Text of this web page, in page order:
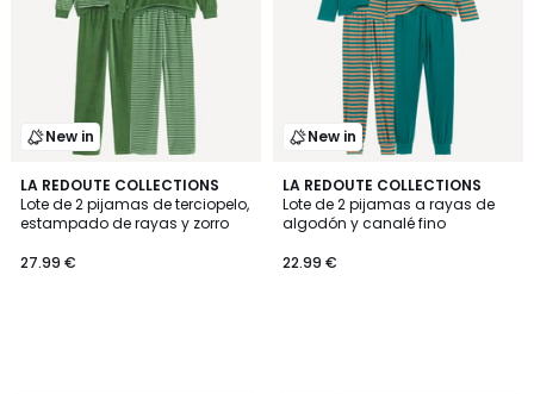
New in
LA REDOUTE COLLECTIONS
Lote de 2 pijamas de terciopelo,
estampado de rayas y zorro
27.99 €
New in
LA REDOUTE COLLECTIONS
Lote de 2 pijamas a rayas de
algodón y canalé fino
22.99 €